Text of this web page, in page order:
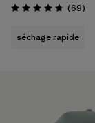
Évaluation: 4.8 / 5
(69Avis
)
séchage rapide